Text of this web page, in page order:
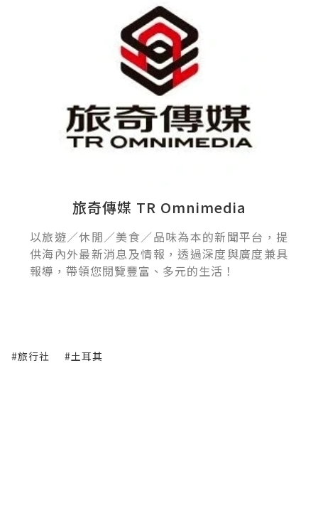
旅奇傳媒 TR Omnimedia
以旅遊／休閒／美食／品味為本的新聞平台，提
供海內外最新消息及情報，透過深度與廣度兼具
報導，帶領您閱覽豐富、多元的生活！
#旅行社 #土耳其